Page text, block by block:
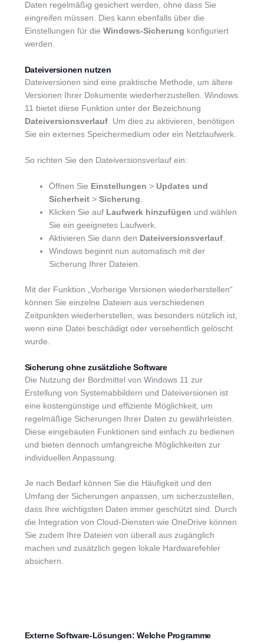
Daten regelmäßig gesichert werden, ohne dass Sie
eingreifen müssen. Dies kann ebenfalls über die
Einstellungen für die Windows-Sicherung konfiguriert
werden.
Dateiversionen nutzen
Dateiversionen sind eine praktische Methode, um ältere
Versionen Ihrer Dokumente wiederherzustellen. Windows
11 bietet diese Funktion unter der Bezeichnung
Dateiversionsverlauf. Um dies zu aktivieren, benötigen
Sie ein externes Speichermedium oder ein Netzlaufwerk.
So richten Sie den Dateiversionsverlauf ein:
Öffnen Sie Einstellungen > Updates und
Sicherheit> Sicherung.
Klicken Sie auf Laufwerk hinzufügen und wählen
Sie ein geeignetes Laufwerk.
Aktivieren Sie dann den Dateiversionsverlauf.
Windows beginnt nun automatisch mit der
Sicherung Ihrer Dateien.
Mit der Funktion „Vorherige Versionen wiederherstellen“
können Sie einzelne Dateien aus verschiedenen
Zeitpunkten wiederherstellen, was besonders nützlich ist,
wenn eine Datei beschädigt oder versehentlich gelöscht
wurde.
Sicherung ohne zusätzliche Software
Die Nutzung der Bordmittel von Windows 11 zur
Erstellung von Systemabbildern und Dateiversionen ist
eine kostengünstige und effiziente Möglichkeit, um
regelmäßige Sicherungen Ihrer Daten zu gewährleisten.
Diese eingebauten Funktionen sind einfach zu bedienen
und bieten dennoch umfangreiche Möglichkeiten zur
individuellen Anpassung.
Je nach Bedarf können Sie die Häufigkeit und den
Umfang der Sicherungen anpassen, um sicherzustellen,
dass Ihre wichtigsten Daten immer geschützt sind. Durch
die Integration von Cloud-Diensten wie OneDrive können
Sie zudem Ihre Dateien von überall aus zugänglich
machen und zusätzlich gegen lokale Hardwarefehler
absichern.
Externe Software-Lösungen: Welche Programme